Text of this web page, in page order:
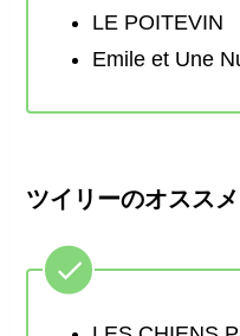
LE POITEVIN
Emile et Une
ツイリーのオススメ